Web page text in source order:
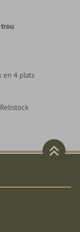
trou
en 4 plats